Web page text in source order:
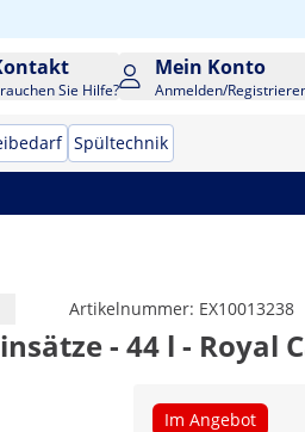
Sie Hilfe?
Mein Konto
Anmelden/
Spültechnik
Artikelnummer: EX10013238
- 44 l - Royal
Im Angebot